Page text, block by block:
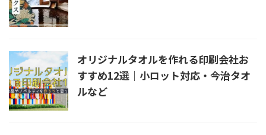
オリジナルタオルを作れる印刷会社お
すすめ12選｜小ロット対応・今治タオ
ルなど